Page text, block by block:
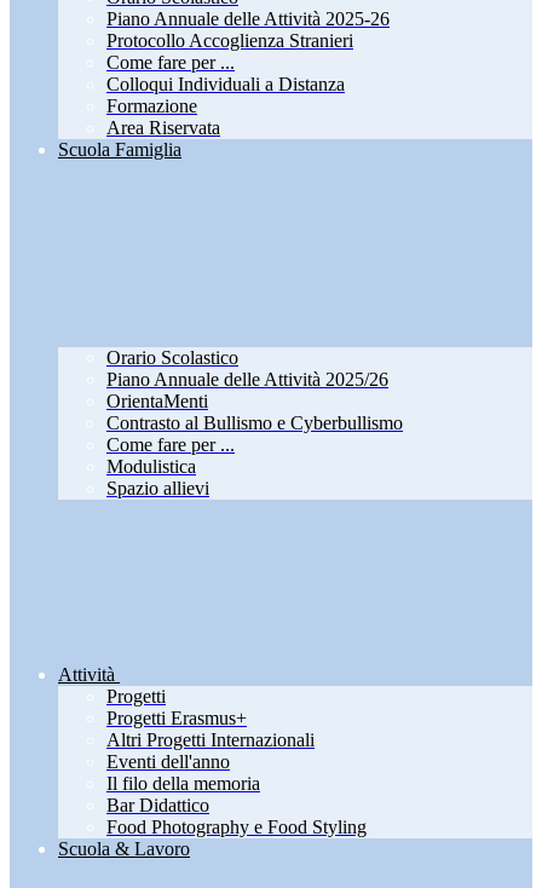
Piano Annuale delle Attività 2025-26
Protocollo Accoglienza Stranieri
Come fare per ...
Colloqui Individuali a Distanza
Formazione
Area Riservata
Scuola Famiglia
Orario Scolastico
Piano Annuale delle Attività 2025/26
OrientaMenti
Contrasto al Bullismo e Cyberbullismo
Come fare per ...
Modulistica
Spazio allievi
Attività
Progetti
Progetti Erasmus+
Altri Progetti Internazionali
Eventi dell'anno
Il filo della memoria
Bar Didattico
Food Photography e Food Styling
Scuola & Lavoro